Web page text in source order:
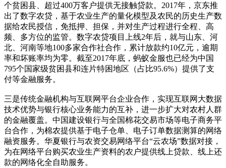
个贫困县、超过400万客户提供无接触贷款。2017年，京东推
出了数字农贷，基于农业生产的量化模型及农民的历史生产数
据给农民授信，免抵押、担保，并对生产过程进行全程、高
频、多方位的监管。数字农贷项目上线2年后，就与山东、河
北、河南等地100多家合作社合作，累计放款约10亿元，逾期
率和坏账率均为零。截至2017年底，蚂蚁金服也已经为中国
795个国家级贫困县和连片特困地区（占比95.6%）提供了支
付等金融服务。
三是传统金融机构与互联网平台企业合作，实现互联网大数据
技术优势与银行核心业务能力的互补，进一步扩大对农村人群
的金融覆盖。中国建设银行与全国棉花交易市场等电子商务平
台合作，为棉农提供基于电子仓单、电子订单数据测算的网络
融资服务。华夏银行与农资交易网络平台“云农场”数据对接，
为在网络平台购买农业生产资料的农户提供线上贷款、线上还
款的网络化全自助服务。